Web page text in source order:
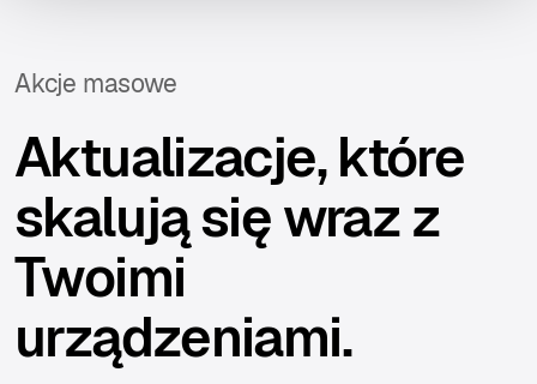
Akcje masowe
Aktualizacje, które
skalują się wraz z
Twoimi
urządzeniami.